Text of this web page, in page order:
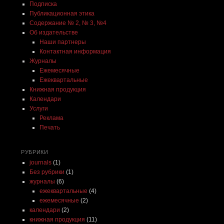
Подписка
Публикационная этика
Содержание № 2, № 3, №4
Об издательстве
Наши партнеры
Контактная информация
Журналы
Ежемесячные
Ежеквартальные
Книжная продукция
Календари
Услуги
Реклама
Печать
РУБРИКИ
journals (1)
Без рубрики (1)
журналы (6)
ежеквартальные (4)
ежемесячные (2)
календари (2)
книжная продукция (11)